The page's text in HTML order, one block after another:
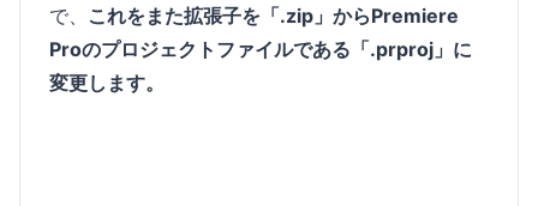
で、 これをまた拡張子を「.zip」からPremiere
Proのプロジェクトファイルである「.prproj」に
変更します。